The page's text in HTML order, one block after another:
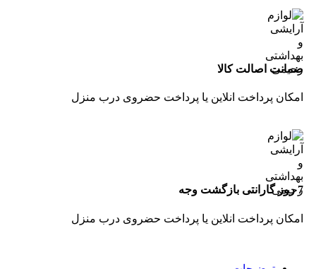
ضمانت اصالت کالا
امکان پرداخت انلاین یا پرداخت حضروی درب منزل
7 روز گارانتی بازگشت وجه
امکان پرداخت انلاین یا پرداخت حضروی درب منزل